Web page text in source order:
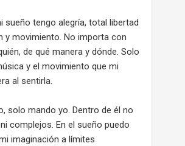
sueño tengo alegría, total libertad
y movimiento. No importa con
de qué manera y dónde. Solo
y el movimiento que mi
al sentirla.
solo mando yo. Dentro de él no
complejos. En el sueño puedo
imaginación a límites